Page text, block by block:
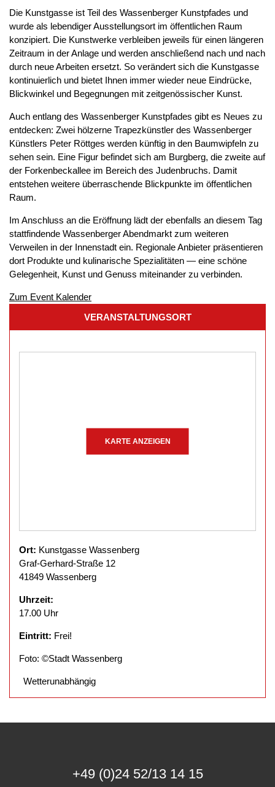
Die Kunstgasse ist Teil des Wassenberger Kunstpfades und
wurde als lebendiger Ausstellungsort im öffentlichen Raum
konzipiert. Die Kunstwerke verbleiben jeweils für einen längeren
Zeitraum in der Anlage und werden anschließend nach und nach
durch neue Arbeiten ersetzt. So verändert sich die Kunstgasse
kontinuierlich und bietet Ihnen immer wieder neue Eindrücke,
Blickwinkel und Begegnungen mit zeitgenössischer Kunst.
Auch entlang des Wassenberger Kunstpfades gibt es Neues zu
entdecken: Zwei hölzerne Trapezkünstler des Wassenberger
Künstlers Peter Röttges werden künftig in den Baumwipfeln zu
sehen sein. Eine Figur befindet sich am Burgberg, die zweite auf
der Forkenbeckallee im Bereich des Judenbruchs. Damit
entstehen weitere überraschende Blickpunkte im öffentlichen
Raum.
Im Anschluss an die Eröffnung lädt der ebenfalls an diesem Tag
stattfindende Wassenberger Abendmarkt zum weiteren
Verweilen in der Innenstadt ein. Regionale Anbieter präsentieren
dort Produkte und kulinarische Spezialitäten — eine schöne
Gelegenheit, Kunst und Genuss miteinander zu verbinden.
Zum Event Kalender
VERANSTALTUNGSORT
KARTE ANZEIGEN
Ort: Kunstgasse Wassenberg
Graf-Gerhard-Straße 12
41849 Wassenberg
Uhrzeit:
17.00 Uhr
Eintritt: Frei!
Foto: ©Stadt Wassenberg
Wetterunabhängig
+49 (0)24 52/13 14 15